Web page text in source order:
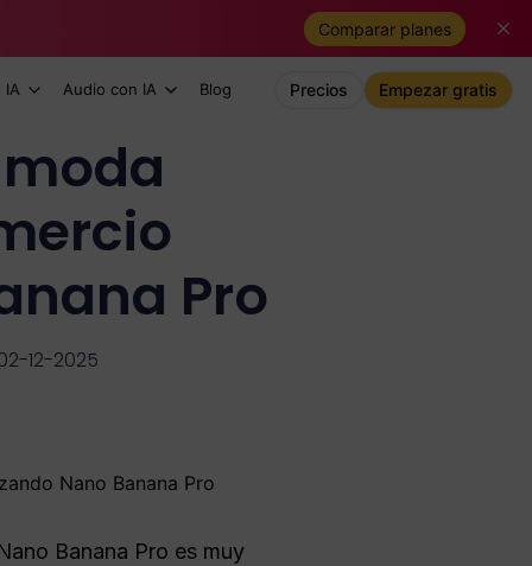
Comparar planes
IA Audio con IA Blog Precios Empezar gratis
Pro
12-2025
Banana Pro es muy